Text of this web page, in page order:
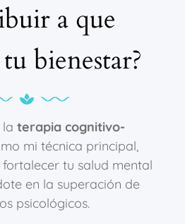
a que
bienestar?
terapia cognitivo-
mi técnica principal,
tu salud mental
en la superación de
psicológicos.